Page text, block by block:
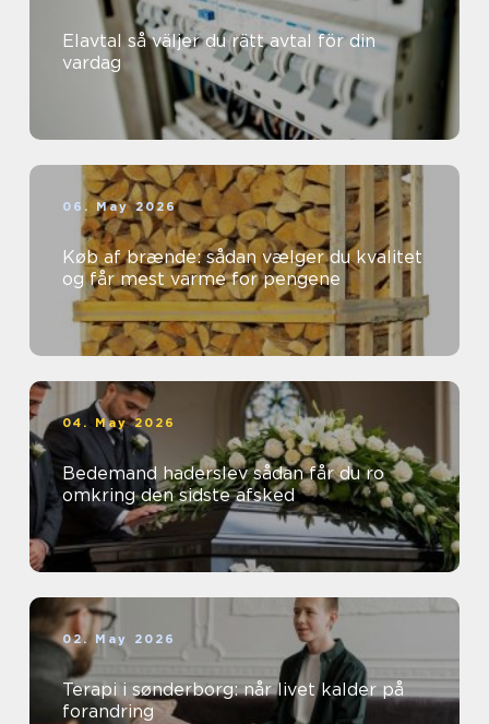
Elavtal så väljer du rätt avtal för din
vardag
06. May 2026
Køb af brænde: sådan vælger du kvalitet
og får mest varme for pengene
04. May 2026
Bedemand haderslev sådan får du ro
omkring den sidste afsked
02. May 2026
Terapi i sønderborg: når livet kalder på
forandring